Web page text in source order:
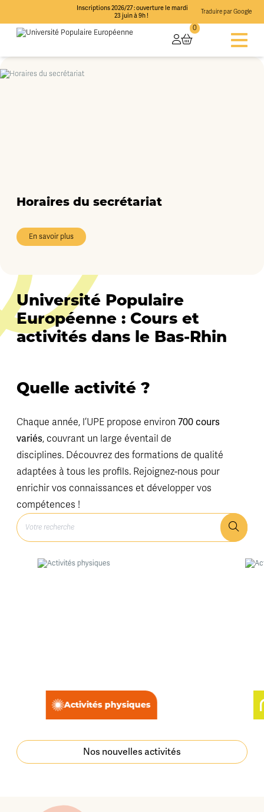
Inscriptions 2026/27 : ouverture le mardi
23 juin à 9h !
Traduire par Google
0
Horaires du secrétariat
En savoir plus
Université Populaire
Européenne : Cours et
activités dans le Bas-Rhin
Quelle activité ?
Chaque année, l’UPE propose environ 700 cours
variés, couvrant un large éventail de
disciplines. Découvrez des formations de qualité
adaptées à tous les profils. Rejoignez-nous pour
enrichir vos connaissances et développer vos
compétences !
Activités physiques
Nos nouvelles activités